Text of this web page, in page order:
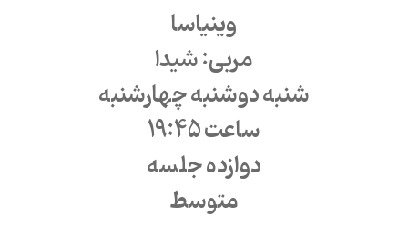
وینیاسا
مربی: شیدا
شنبه دوشنبه چهارشنبه
ساعت 19:45
دوازده جلسه
متوسط